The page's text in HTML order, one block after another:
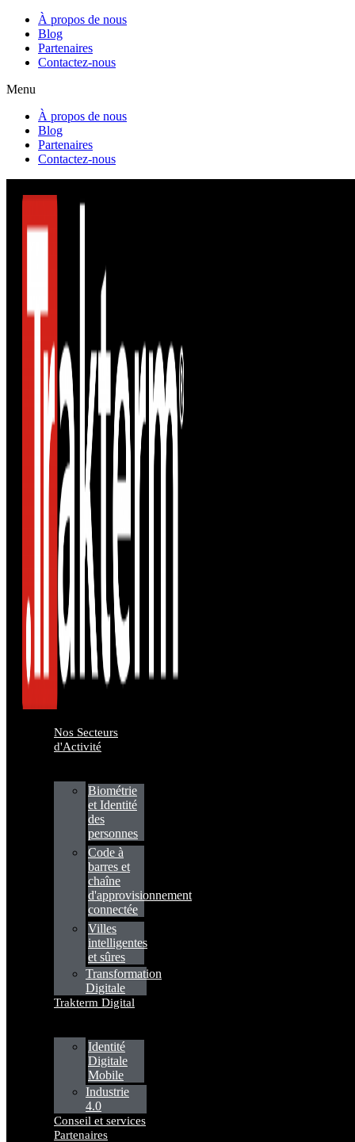
À propos de nous
Blog
Partenaires
Contactez-nous
Menu
À propos de nous
Blog
Partenaires
Contactez-nous
Nos Secteurs
d'Activité
Biométrie
et Identité
des
personnes
Code à
barres et
chaîne
d'approvisionnement
connectée
Villes
intelligentes
et sûres
Transformation
Digitale
Trakterm Digital
Identité
Digitale
Mobile
Industrie
4.0
Conseil et services
Partenaires